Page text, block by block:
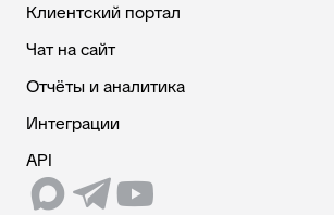
Клиентский портал
Чат на сайт
Отчёты и аналитика
Интеграции
API